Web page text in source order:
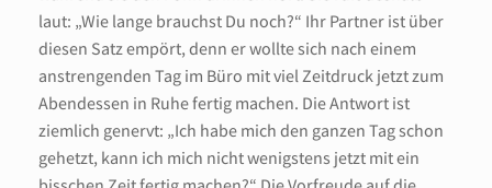
laut: „Wie lange brauchst Du noch?“ Ihr Partner ist über
diesen Satz empört, denn er wollte sich nach einem
anstrengenden Tag im Büro mit viel Zeitdruck jetzt zum
Abendessen in Ruhe fertig machen. Die Antwort ist
ziemlich genervt: „Ich habe mich den ganzen Tag schon
gehetzt, kann ich mich nicht wenigstens jetzt mit ein